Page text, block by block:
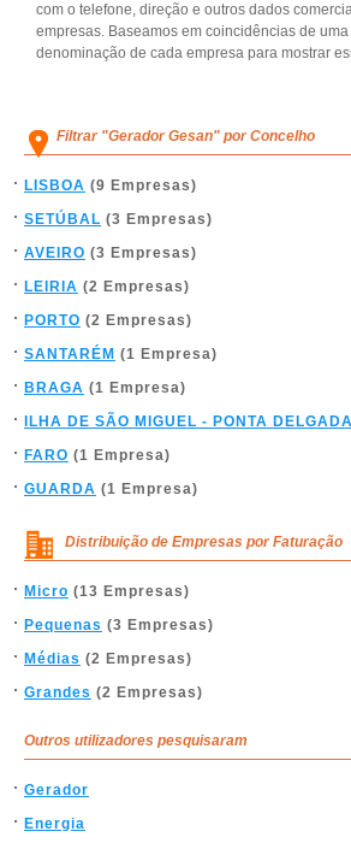
com o telefone, direção e outros dados
empresas. Baseamos em coincidências de
denominação de cada empresa para mostrar
Filtrar "Gerador Gesan" por Concelho
LISBOA (9 Empresas)
SETÚBAL (3 Empresas)
AVEIRO (3 Empresas)
LEIRIA (2 Empresas)
PORTO (2 Empresas)
SANTARÉM (1 Empresa)
BRAGA (1 Empresa)
ILHA DE SÃO MIGUEL - PONTA DELGADA
FARO (1 Empresa)
GUARDA (1 Empresa)
Distribuição de Empresas por Faturação
Micro (13 Empresas)
Pequenas (3 Empresas)
Médias (2 Empresas)
Grandes (2 Empresas)
Outros utilizadores pesquisaram
Gerador
Energia